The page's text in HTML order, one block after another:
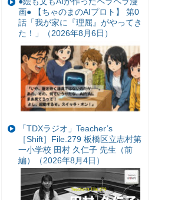
画● 【ちゃのまのAIプロト】 第0
話「我が家に『理屈』がやってき
た！」（2026年8月6日）
「TDXラジオ」Teacher’s
［Shift］File.279 板橋区立志村第
一小学校 田村 久仁子 先生（前
編）（2026年8月4日）